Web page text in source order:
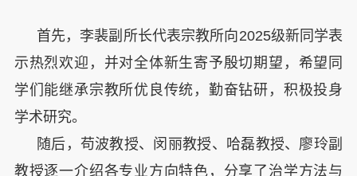
首先，李裴副所长代表宗教所向2025级新同学表
示热烈欢迎，并对全体新生寄予殷切期望，希望同
学们能继承宗教所优良传统，勤奋钻研，积极投身
学术研究。
随后，苟波教授、闵丽教授、哈磊教授、廖玲副
教授逐一介绍各专业方向特色，分享了治学方法与